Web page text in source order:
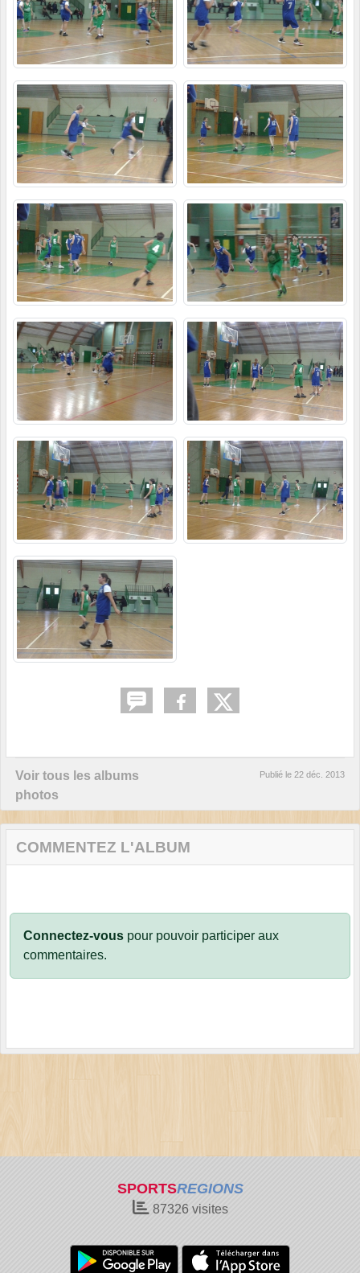
Voir tous les albums
photos
Publié le 22 déc. 2013
COMMENTEZ L'ALBUM
Connectez-vous pour pouvoir participer aux
commentaires.
SPORTSREGIONS
87326visites